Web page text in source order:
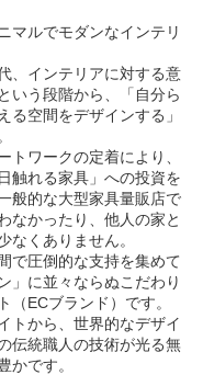
マルでモダンなインテリ
、インテリアに対する意
いう段階から、「自分ら
る空間をデザインする」
ワークの定着により、
触れる家具」への投資を
般的な大型家具量販店で
なかったり、他人の家と
なくありません。
で圧倒的な支持を集めて
」に並々ならぬこだわり
（ECブランド）です。
トから、世界的なデザイ
伝統職人の技術が光る無
かです。